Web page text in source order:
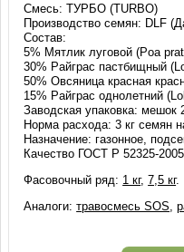
Смесь: ТУРБО (TURBO)
Производство семян: DLF
Состав:
5% Мятлик луговой (Poa
30% Райграс пастбищный
50% Овсяница красная
15% Райграс однолетний
Заводская упаковка: мешок
Норма расхода: 3 кг семян
Назначение: газонное,
Качество ГОСТ Р 52325-2005.
Фасовочный ряд: 1 кг,7,5 кг.
Аналоги:травосмесь SOS ,